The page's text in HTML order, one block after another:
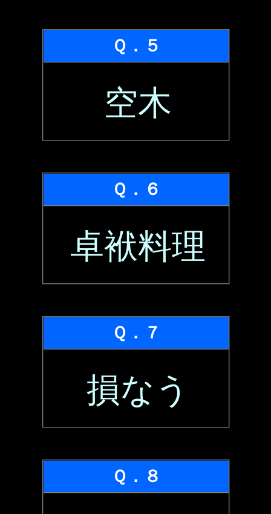
Ｑ．５
空木
Ｑ．６
卓袱料理
Ｑ．７
損なう
Ｑ．８